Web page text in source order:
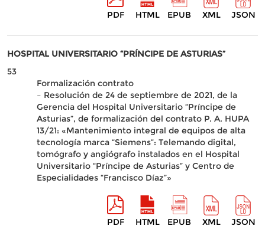
PDF HTML EPUB XML JSON
HOSPITAL UNIVERSITARIO “PRÍNCIPE DE ASTURIAS”
53
Formalización contrato
– Resolución de 24 de septiembre de 2021, de la
Gerencia del Hospital Universitario “Príncipe de
Asturias”, de formalización del contrato P. A. HUPA
13/21: «Mantenimiento integral de equipos de alta
tecnología marca “Siemens”: Telemando digital,
tomógrafo y angiógrafo instalados en el Hospital
Universitario “Príncipe de Asturias” y Centro de
Especialidades “Francisco Díaz”»
PDF HTML EPUB XML JSON